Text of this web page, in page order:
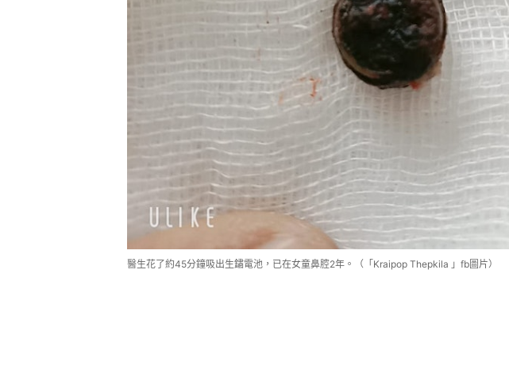
醫生花了約45分鐘吸出生鏽電池，已在女童鼻腔2年。（「Kraipop Thepkila 」fb圖片）